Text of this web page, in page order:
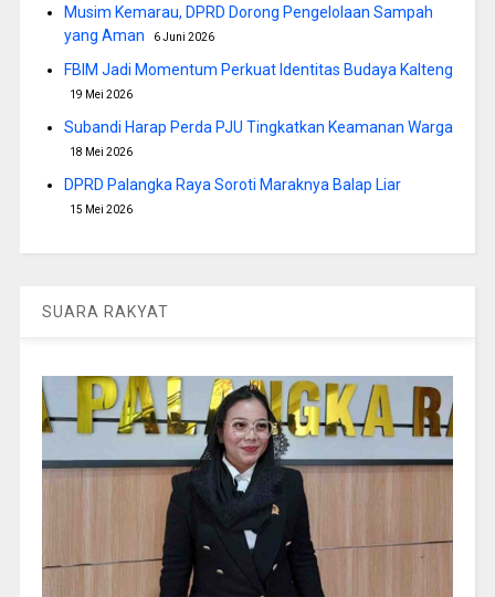
Musim Kemarau, DPRD Dorong Pengelolaan Sampah
yang Aman
6 Juni 2026
FBIM Jadi Momentum Perkuat Identitas Budaya Kalteng
19 Mei 2026
Subandi Harap Perda PJU Tingkatkan Keamanan Warga
18 Mei 2026
DPRD Palangka Raya Soroti Maraknya Balap Liar
15 Mei 2026
SUARA RAKYAT